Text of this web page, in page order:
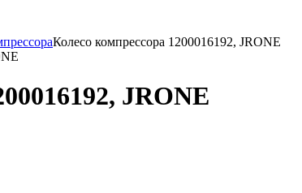
Колесо компрессора 1200016192, JRONE
JRONE